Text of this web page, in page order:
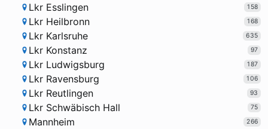
Lkr Esslingen 158
Lkr Heilbronn 168
Lkr Karlsruhe 635
Lkr Konstanz 97
Lkr Ludwigsburg 187
Lkr Ravensburg 106
Lkr Reutlingen 93
Lkr Schwäbisch Hall 75
Mannheim 266